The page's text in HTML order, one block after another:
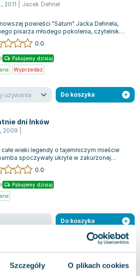
Szczegóły O plikach cookies
, 2011 Jacek Dehnel
powieści "Saturn" Jacka Dehnela,
pisarza młodego pokolenia, czytelnik
wciągnięty w głęboko poruszają...
0.0
Pakujemy dzisiaj
Wyprzedaż
używania Do koszyka
dni Inków
, 2009
całe wieki legendy o tajemniczym mieście
spoczywały ukryte w zakurzonej
dokumentacji. Te starodawne...
0.0
Pakujemy dzisiaj
Do koszyka